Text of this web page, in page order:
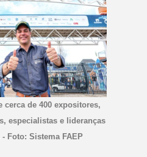
cerca de 400 expositores,
especialistas e lideranças
Foto: Sistema FAEP